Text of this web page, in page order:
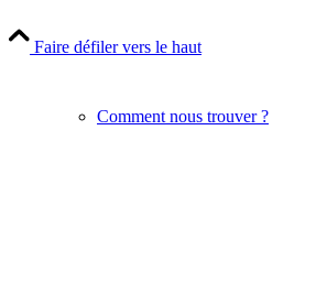
Comment nous trouver ?
Faire défiler vers le haut